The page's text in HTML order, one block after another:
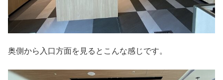
奥側から入口方面を見るとこんな感じです。